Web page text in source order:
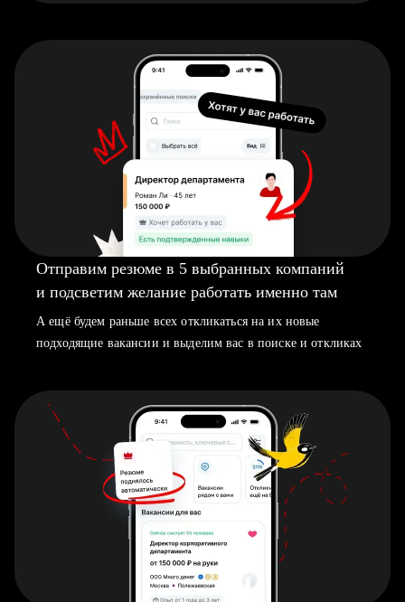
Отправим резюме в 5 выбранных компаний
и подсветим желание работать именно там
А ещё будем раньше всех откликаться на их новые
подходящие вакансии и выделим вас в поиске и откликах